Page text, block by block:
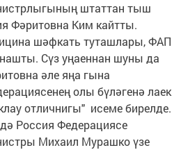
штаттан тыш
Фәритовна Ким кайтты.
шәфкать туташлары, ФАП
Сүз уңаеннан шуны да
әле яңа гына
олы бүләгенә лаек
отличнигы" исеме бирелде.
Россия Федерациясе
Михаил Мурашко үзе